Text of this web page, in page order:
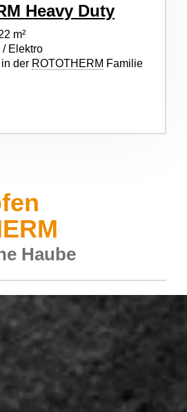
Heavy Duty
m²
/ Elektro
der ROTOTHERM Familie
Haube